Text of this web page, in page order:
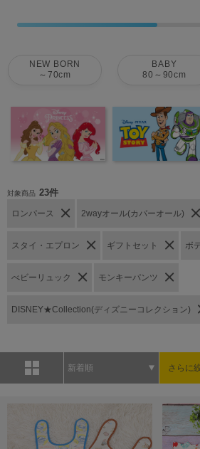
NEW BORN
～70cm
BABY
80～90cm
対象商品 23件
ロンパース 2wayオール(カバーオール)
スタイ・エプロン ギフトセット ボ
べビーリュック モンキーパンツ
DISNEY★Collection(ディズニーコレクション)
新着順 さらに